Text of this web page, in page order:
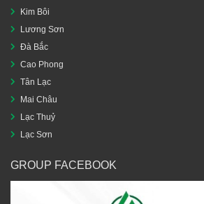
Kim Bôi
Lương Sơn
Đà Bắc
Cao Phong
Tân Lạc
Mai Châu
Lạc Thuỷ
Lạc Sơn
GROUP FACEBOOK